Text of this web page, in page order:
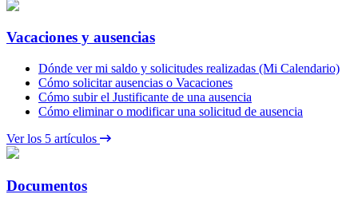
Vacaciones y ausencias
Dónde ver mi saldo y solicitudes realizadas (Mi Calendario)
Cómo solicitar ausencias o Vacaciones
Cómo subir el Justificante de una ausencia
Cómo eliminar o modificar una solicitud de ausencia
Ver los 5 artículos
Documentos